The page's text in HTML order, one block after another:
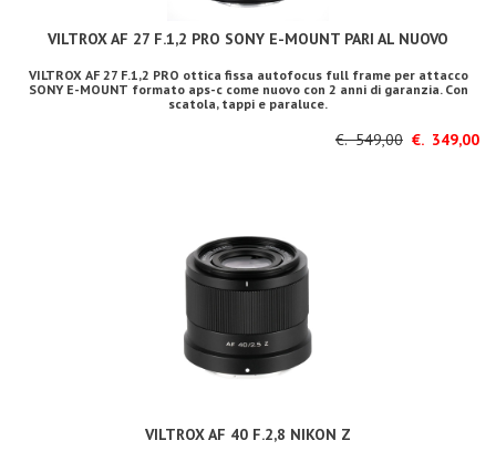
VILTROX AF 27 F.1,2 PRO SONY E-MOUNT PARI AL NUOVO
VILTROX AF 27 F.1,2 PRO ottica fissa autofocus full frame per attacco
SONY E-MOUNT formato aps-c come nuovo con 2 anni di garanzia. Con
scatola, tappi e paraluce.
€. 549,00 €. 349,00
VILTROX AF 40 F.2,8 NIKON Z